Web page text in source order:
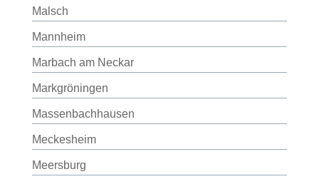
Malsch
Mannheim
Marbach am Neckar
Markgröningen
Massenbachhausen
Meckesheim
Meersburg